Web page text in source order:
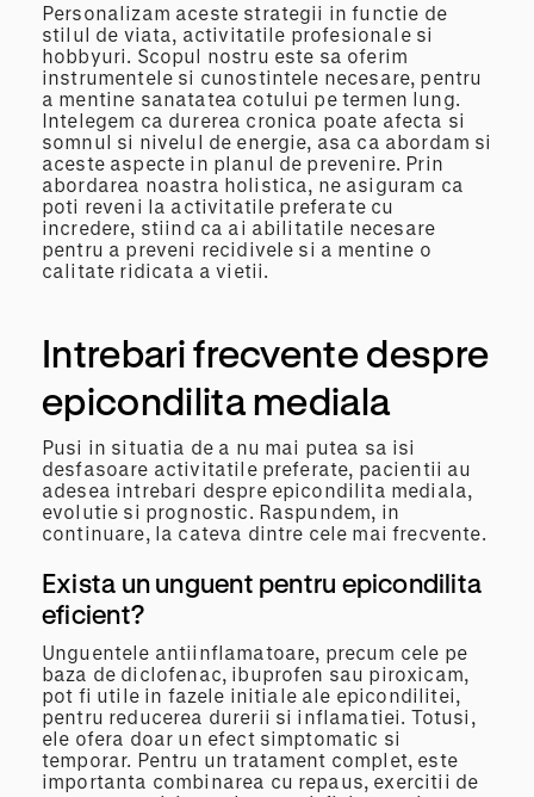
Personalizam aceste strategii in functie de
stilul de viata, activitatile profesionale si
hobbyuri. Scopul nostru este sa oferim
instrumentele si cunostintele necesare, pentru
a mentine sanatatea cotului pe termen lung.
Intelegem ca durerea cronica poate afecta si
somnul si nivelul de energie, asa ca abordam si
aceste aspecte in planul de prevenire. Prin
abordarea noastra holistica, ne asiguram ca
poti reveni la activitatile preferate cu
incredere, stiind ca ai abilitatile necesare
pentru a preveni recidivele si a mentine o
calitate ridicata a vietii.
Intrebari frecvente despre
epicondilita mediala
Pusi in situatia de a nu mai putea sa isi
desfasoare activitatile preferate, pacientii au
adesea intrebari despre epicondilita mediala,
evolutie si prognostic. Raspundem, in
continuare, la cateva dintre cele mai frecvente.
Exista un unguent pentru epicondilita
eficient?
Unguentele antiinflamatoare, precum cele pe
baza de diclofenac, ibuprofen sau piroxicam,
pot fi utile in fazele initiale ale epicondilitei,
pentru reducerea durerii si inflamatiei. Totusi,
ele ofera doar un efect simptomatic si
temporar. Pentru un tratament complet, este
importanta combinarea cu repaus, exercitii de